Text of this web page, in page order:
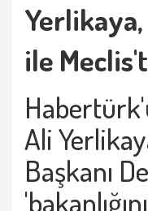
ile
Ali
Başkanı